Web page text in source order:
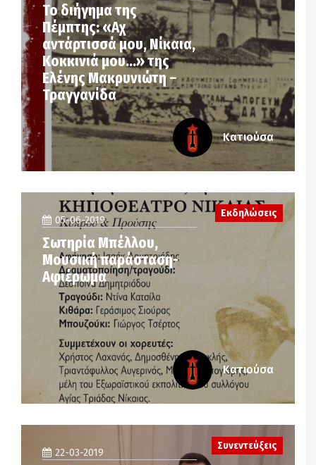
Το διήγημα της
Πέμπτης: «Αχ
αντάρτισσά μου, Νίκαια,
Κοκκινιά μου…» της
Ελένης Μακρυνιώτη –
Τραγγανίδα
Κατιούσα
05-06-2019
Σωτηρία Μπέλλου,
Μουσική παράσταση-
Αφιέρωμα
Εκδηλώσεις
Κατιούσα
22-03-2019
Συνεντεύξεις